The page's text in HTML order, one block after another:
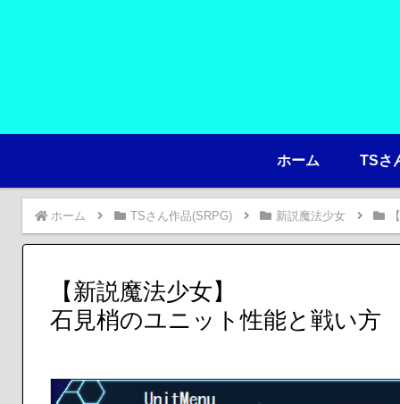
ホーム TSさ
ホーム TSさん作品(SRPG) 新説魔法少女
【新説魔法少女】
石見梢のユニット性能と戦い方